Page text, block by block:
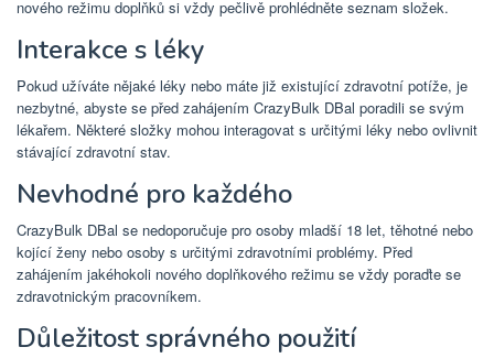
nového režimu doplňků si vždy pečlivě prohlédněte seznam složek.
Interakce s léky
Pokud užíváte nějaké léky nebo máte již existující zdravotní potíže, je
nezbytné, abyste se před zahájením CrazyBulk DBal poradili se svým
lékařem. Některé složky mohou interagovat s určitými léky nebo ovlivnit
stávající zdravotní stav.
Nevhodné pro každého
CrazyBulk DBal se nedoporučuje pro osoby mladší 18 let, těhotné nebo
kojící ženy nebo osoby s určitými zdravotními problémy. Před
zahájením jakéhokoli nového doplňkového režimu se vždy poraďte se
zdravotnickým pracovníkem.
Důležitost správného použití